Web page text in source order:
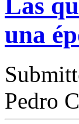
Las
una
Pedro